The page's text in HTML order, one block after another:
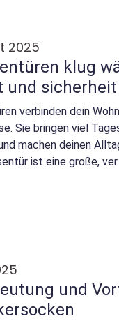
2025
klug
und
verbinden dein
Sie bringen viel
machen deinen
ist eine große,
und